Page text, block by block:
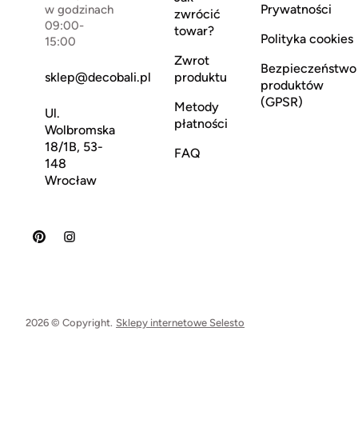
w godzinach
09:00-
15:00
sklep@decobali.pl
Ul.
Wolbromska
18/1B, 53-
148
Wrocław
zwrócić
towar?
Zwrot
produktu
Metody
płatności
FAQ
Prywatności
Polityka cookies
Bezpieczeństwo
produktów
(GPSR)
2026 © Copyright. Sklepy internetowe Selesto